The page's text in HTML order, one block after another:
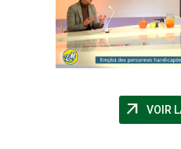
arrow_outward VOIR